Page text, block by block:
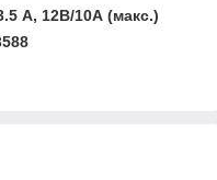
А, 12В/10А (макс.)